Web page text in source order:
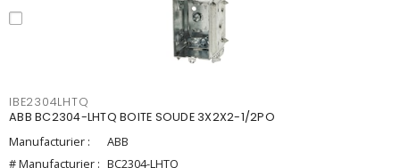
IBE2304LHTQ
ABB BC2304-LHTQ BOITE SOUDE 3X2X2-1/2PO
Manufacturier :
ABB
# Manufacturier : BC2304-LHTQ